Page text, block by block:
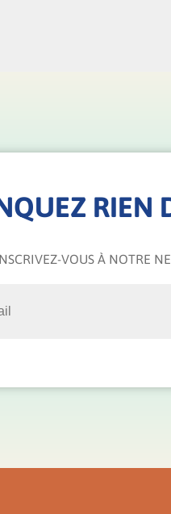
RIEN
VOUS À NOTRE